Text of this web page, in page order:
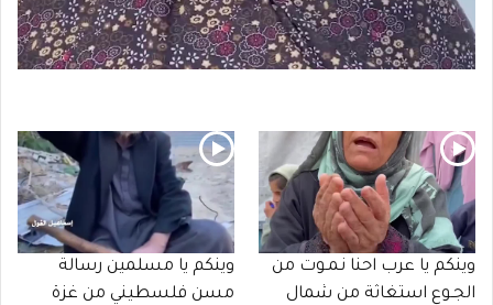
وينكم يا عرب احنا نـمـوت من
الجـوع استغاثة من شمال
وينكم يا مسلمين رسالة
مسن فلسطيني من غزة